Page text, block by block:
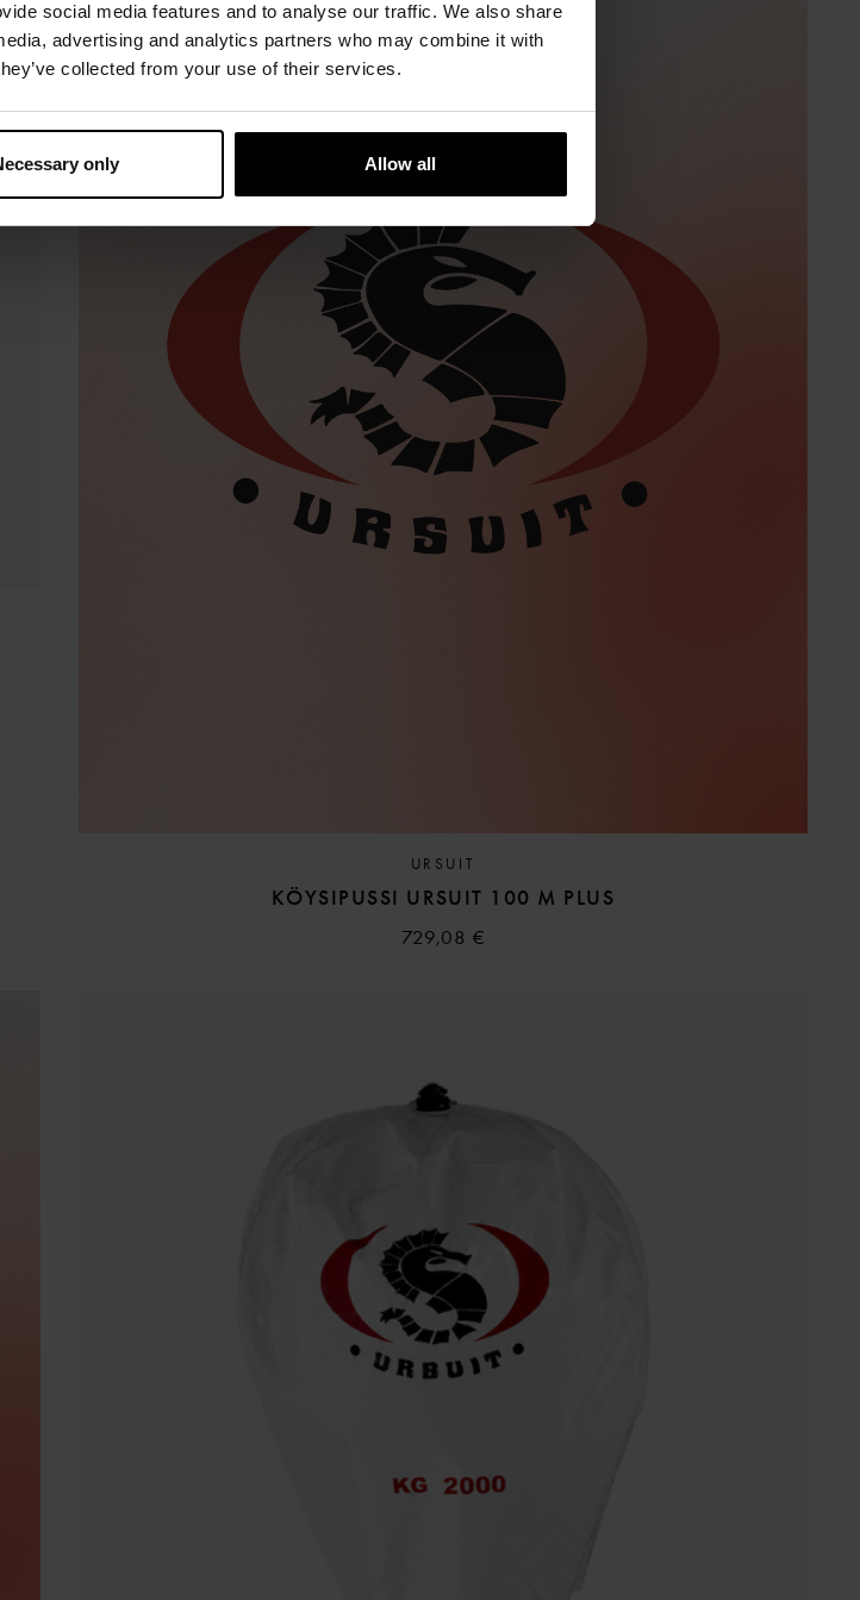
social media features and to analyse our traffic. We also share
advertising and analytics partners who may combine it with
collected from your use of their services.
only Allow all
URSUIT
KÖYSIPUSSI URSUIT 100 M PLUS
729,08 €